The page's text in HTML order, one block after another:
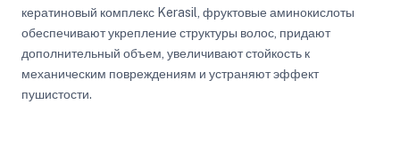
кератиновый комплекс Kerasil, фруктовые аминокислоты
обеспечивают укрепление структуры волос, придают
дополнительный объем, увеличивают стойкость к
механическим повреждениям и устраняют эффект
пушистости.